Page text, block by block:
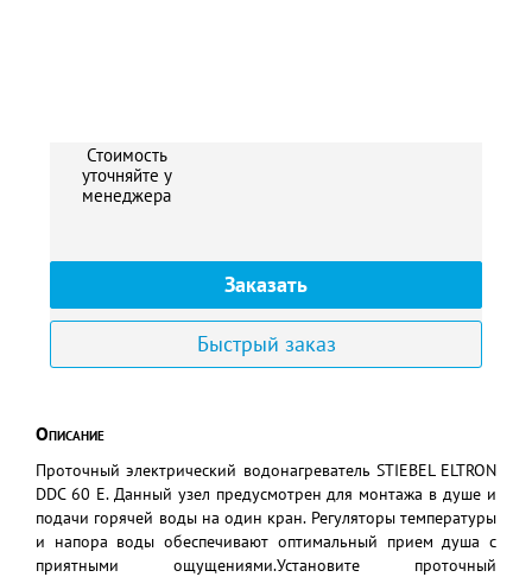
Стоимость
уточняйте у
менеджера
Заказать
Быстрый заказ
Описание
Проточный электрический водонагреватель STIEBEL ELTRON
DDC 60 E. Данный узел предусмотрен для монтажа в душе и
подачи горячей воды на один кран. Регуляторы температуры
и напора воды обеспечивают оптимальный прием душа с
приятными ощущениями.Установите проточный